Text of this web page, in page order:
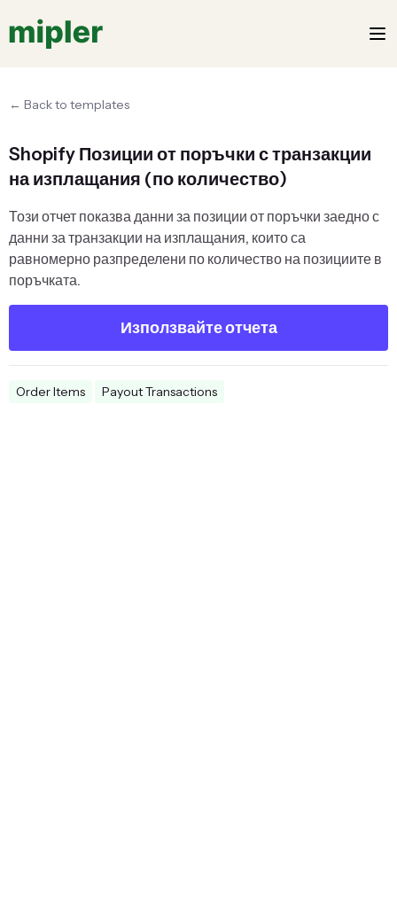
← Back to templates
Shopify Позиции от поръчки с транзакции
на изплащания (по количество)
Този отчет показва данни за позиции от поръчки заедно с
данни за транзакции на изплащания, които са
равномерно разпределени по количество на позициите в
поръчката.
Използвайте отчета
Order Items Payout Transactions